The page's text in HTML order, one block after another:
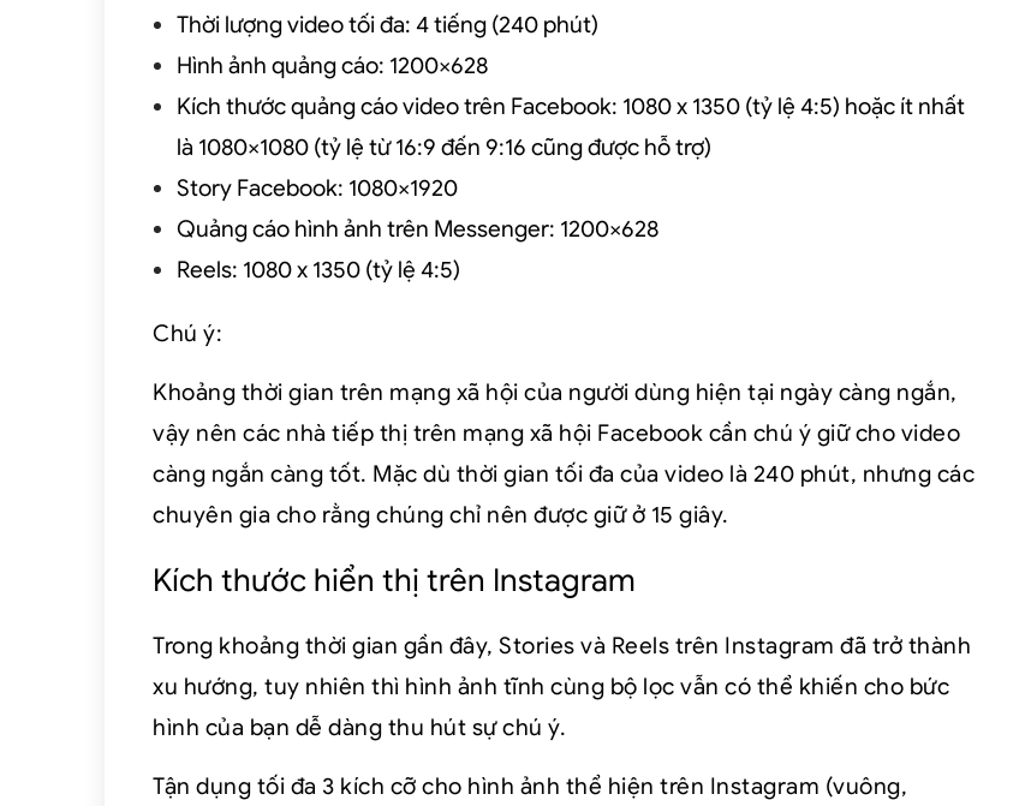
Thời lượng video tối đa: 4 tiếng (240 phút)
Hình ảnh quảng cáo: 1200×628
Kích thước quảng cáo video trên Facebook: 1080 x 1350 (tỷ lệ 4:5) hoặc ít nhất
là 1080×1080 (tỷ lệ từ 16:9 đến 9:16 cũng được hỗ trợ)
Story Facebook: 1080×1920
Quảng cáo hình ảnh trên Messenger: 1200×628
Reels: 1080 x 1350 (tỷ lệ 4:5)
Chú ý:
Khoảng thời gian trên mạng xã hội của người dùng hiện tại ngày càng ngắn,
vậy nên các nhà tiếp thị trên mạng xã hội Facebook cần chú ý giữ cho video
càng ngắn càng tốt. Mặc dù thời gian tối đa của video là 240 phút, nhưng các
chuyên gia cho rằng chúng chỉ nên được giữ ở 15 giây.
Kích thước hiển thị trên Instagram
Trong khoảng thời gian gần đây, Stories và Reels trên Instagram đã trở thành
xu hướng, tuy nhiên thì hình ảnh tĩnh cùng bộ lọc vẫn có thể khiến cho bức
hình của bạn dễ dàng thu hút sự chú ý.
Tận dụng tối đa 3 kích cỡ cho hình ảnh thể hiện trên Instagram (vuông,